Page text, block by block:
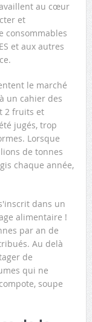
au cœur
et
consommables
et aux autres
le marché
un cahier des
2 fruits et
jugés, trop
Lorsque
de tonnes
chaque année,
dans un
alimentaire !
par an de
Au delà
de
qui ne
soupe